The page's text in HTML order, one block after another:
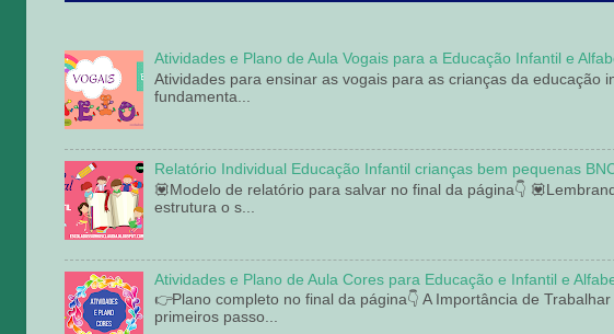
Atividades e Plano de Aula Vogais para a Educação Infantil e
Atividades para ensinar as vogais para as crianças da
fundamenta...
Relatório Individual Educação Infantil crianças bem pequenas
💟Modelo de relatório para salvar no final da página👇
estrutura o s...
Atividades e Plano de Aula Cores para Educação e Infantil e
👉Plano completo no final da página👇 A Importância de
primeiros passo...